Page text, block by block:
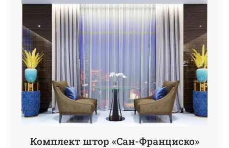
Комплект штор «Сан-Франциско»